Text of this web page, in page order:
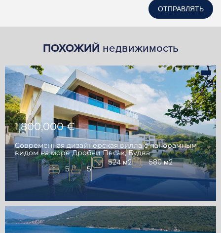
ОТПРАВЛЯТЬ
ПОХОЖИЙ недвижимость
1,800,000 €
Современная дизайнерская вилла с панорамным
видом на море Дробни Песак, Будва
5 5
524 м2 580 м2